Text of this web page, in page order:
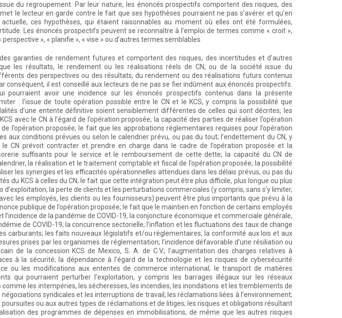
du regroupement. Par leur nature, les énoncés prospectifs comportent des risques, des
le lecteur en garde contre le fait que ses hypothèses pourraient ne pas s’avérer et qu’en
ces hypothèses, qui étaient raisonnables au moment où elles ont été formulées,
Les énoncés prospectifs peuvent se reconnaître à l’emploi de termes comme « croit »,
perspective », « planifie », « vise » ou d’autres termes semblables.
garanties de rendement futures et comportent des risques, des incertitudes et d’autres
les résultats, le rendement ou les réalisations réels de CN, ou de la société issue du
des perspectives ou des résultats, du rendement ou des réalisations futurs contenus
conséquent, il est conseillé aux lecteurs de ne pas se fier indûment aux énoncés prospectifs.
pourraient avoir une incidence sur les énoncés prospectifs contenus dans la présente
: l’issue de toute opération possible entre le CN et le KCS, y compris la possibilité que
d’une entente définitive soient sensiblement différentes de celles qui sont décrites; les
avec le CN à l’égard de l’opération proposée; la capacité des parties de réaliser l’opération
l’opération proposée; le fait que les approbations réglementaires requises pour l’opération
aux conditions prévues ou selon le calendrier prévu, ou pas du tout; l’endettement du CN, y
CN prévoit contracter et prendre en charge dans le cadre de l’opération proposée et la
suffisants pour le service et le remboursement de cette dette; la capacité du CN de
la réalisation et le traitement comptable et fiscal de l’opération proposée; la possibilité
les synergies et les efficacités opérationnelles attendues dans les délais prévus, ou pas du
du KCS à celles du CN; le fait que cette intégration peut être plus difficile, plus longue ou plus
la perte de clients et les perturbations commerciales (y compris, sans s’y limiter,
les employés, les clients ou les fournisseurs) peuvent être plus importants que prévu à la
publique de l’opération proposée; le fait que le maintien en fonction de certains employés
l’incidence de la pandémie de COVID-19, la conjoncture économique et commerciale générale,
de COVID-19; la concurrence sectorielle; l’inflation et les fluctuations des taux de change
carburants; les faits nouveaux législatifs et/ou réglementaires; la conformité aux lois et aux
prises par les organismes de réglementation; l’incidence défavorable d’une résiliation ou
de la concession KCS de Mexico, S. A. de C.V.; l’augmentation des charges relatives à
à la sécurité; la dépendance à l’égard de la technologie et les risques de cybersécurité
ou les modifications aux ententes de commerce international; le transport de matières
qui pourraient perturber l’exploitation, y compris les barrages illégaux sur les réseaux
les intempéries, les sécheresses, les incendies, les inondations et les tremblements de
syndicales et les interruptions de travail; les réclamations liées à l’environnement;
ou aux autres types de réclamations et de litiges; les risques et obligations résultant
des programmes de dépenses en immobilisations; de même que les autres risques